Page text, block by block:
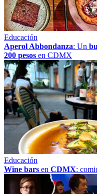
Educación
Aperol Abbondanza: Un
200 pesos en CDMX
Educación
Wine bars en CDMX: